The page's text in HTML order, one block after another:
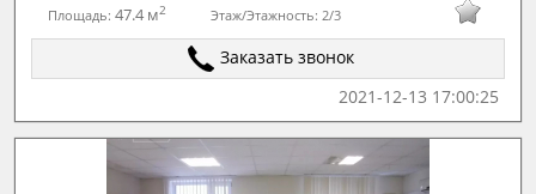
Площадь: 47.4 м2 Этаж/Этажность: 2/3
Заказать звонок
2021-12-13 17:00:25